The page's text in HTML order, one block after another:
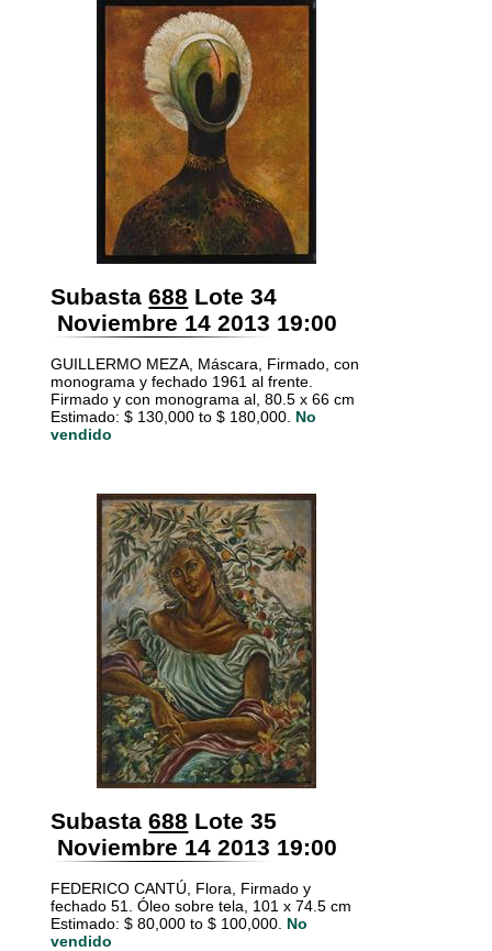
Subasta 688 Lote 34
Noviembre 14 2013 19:00
GUILLERMO MEZA, Máscara, Firmado, con
monograma y fechado 1961 al frente.
Firmado y con monograma al, 80.5 x 66 cm
Estimado: $ 130,000 to $ 180,000. No
vendido
Subasta 688 Lote 35
Noviembre 14 2013 19:00
FEDERICO CANTÚ, Flora, Firmado y
fechado 51. Óleo sobre tela, 101 x 74.5 cm
Estimado: $ 80,000 to $ 100,000. No
vendido